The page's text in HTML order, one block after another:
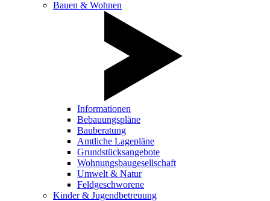
Bauen & Wohnen
Informationen
Bebauungspläne
Bauberatung
Amtliche Lagepläne
Grundstücksangebote
Wohnungsbaugesellschaft
Umwelt & Natur
Feldgeschworene
Kinder & Jugendbetreuung